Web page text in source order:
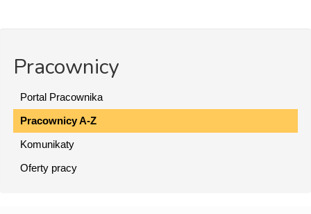
Pracownicy
Portal Pracownika
Pracownicy A-Z
Komunikaty
Oferty pracy